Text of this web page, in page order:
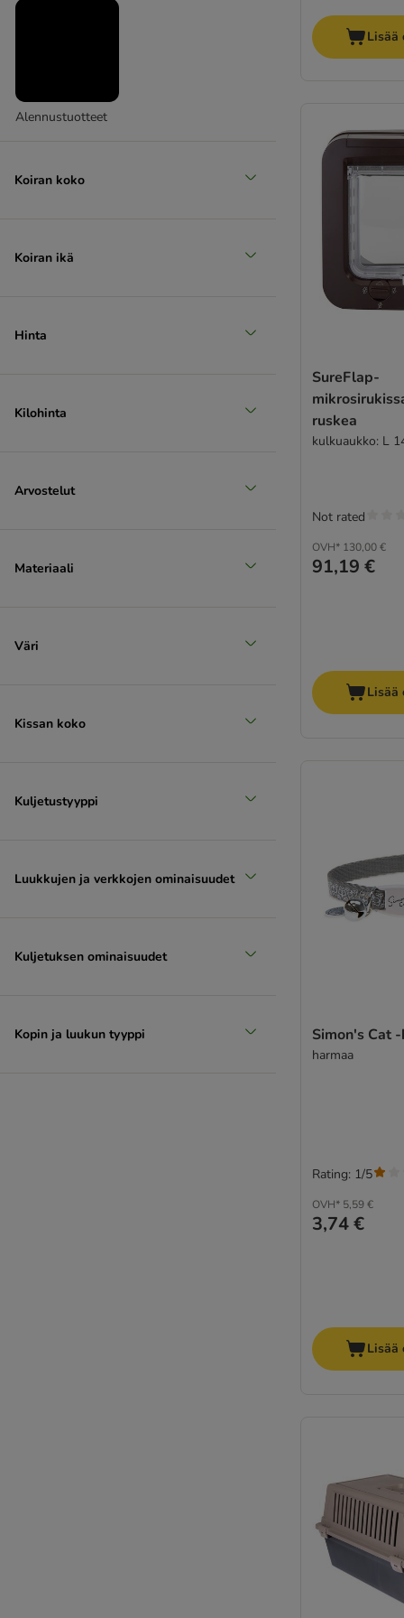
Alennustuotteet
Koiran koko
Koiran ikä
Hinta
Kilohinta
Arvostelut
Materiaali
Väri
Kissan koko
Kuljetustyyppi
Luukkujen ja verkkojen ominaisuudet
Kuljetuksen ominaisuudet
Kopin ja luukun tyyppi
Lisää
SureFlap-
ruskea
kulkuaukko: L
OVH* 130,00 €
91,19 €
Not rated
Lisää
Simon's Cat
harmaa
OVH* 5,59 €
3,74 €
Rating: 1/5
Lisää